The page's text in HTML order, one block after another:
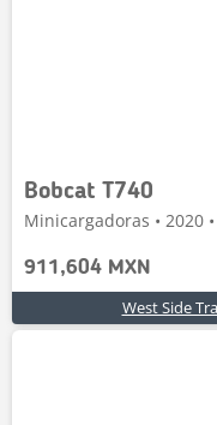
Bobcat T740
Minicargadoras • 2020
911,604 MXN
West Side